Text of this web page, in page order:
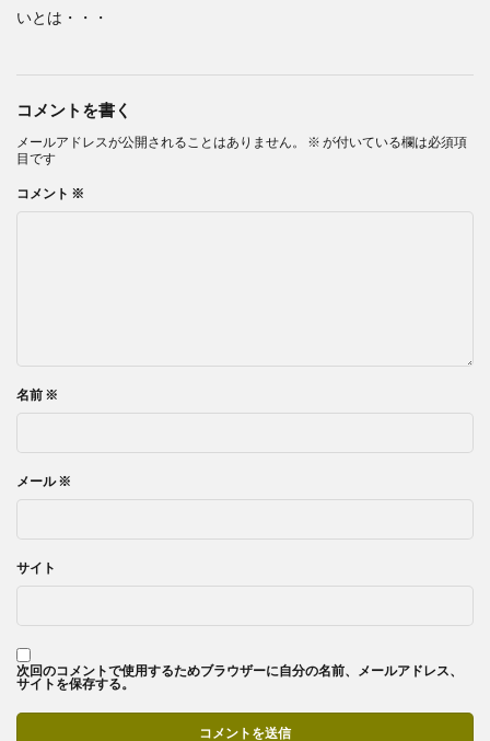
いとは・・・
コメントを書く
メールアドレスが公開されることはありません。 ※ が付いている欄は必須項
目です
コメント ※
名前 ※
メール※
サイト
次回のコメントで使用するためブラウザーに自分の名前、メールアドレス、
サイトを保存する。